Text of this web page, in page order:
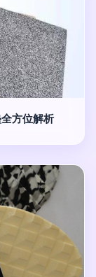
方位解析